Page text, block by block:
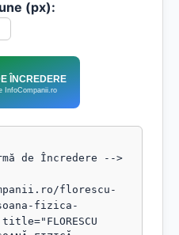
(px):
ÎNCREDERE
InfoCompanii.ro
de Încredere -->
florescu-
fizica-